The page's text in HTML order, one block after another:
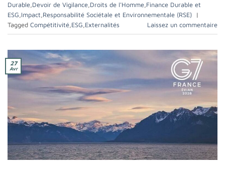
Durable Devoir de Vigilance Droits de l'Homme Finance Durable et
ESG Impact Responsabilité Sociétale et Environnementale (RSE)
|
Tagged Compétitivité ESG Externalités Laissez un commentaire
27
Avr